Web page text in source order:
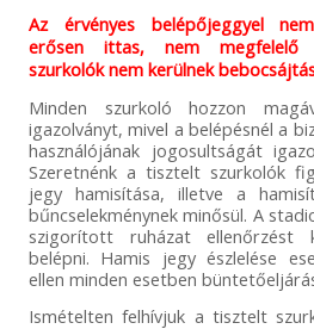
Az érvényes belépőjeggyel
erősen ittas, nem megfelelő
szurkolók nem kerülnek
Minden szurkoló hozzon
igazolványt, mivel a belépésnél a
használójának jogosultságát
Szeretnénk a tisztelt szurkolók
jegy hamisítása, illetve a
bűncselekménynek minősül. A
szigorított ruházat ellenőrzést
belépni. Hamis jegy észlelése
ellen minden esetben
Ismételten felhívjuk a tisztelt